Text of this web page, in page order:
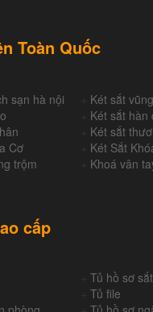
Toàn Quốc
sạn hà nội Két sắt
Két sắt hàn
Két sắt
Cơ Két Sắt
trộm Khoá vân
cấp
+Tủ hồ sơ sắt
+Tủ file